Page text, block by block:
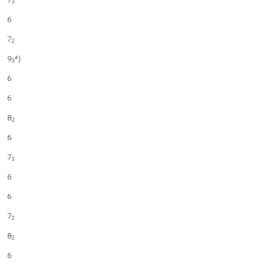
3
6
72
93*)
6
6
82
6
73
6
6
72
82
6